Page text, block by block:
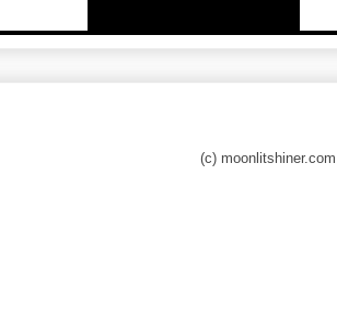
(c)